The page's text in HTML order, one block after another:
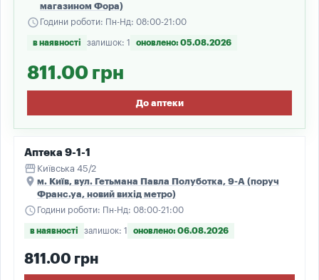
магазином Фора)
schedule Години роботи: Пн-Нд: 08:00-21:00
в наявності залишок: 1 оновлено: 05.08.2026
811.00 грн
До аптеки
Аптека 9-1-1
storefront Київська 45/2
place м. Київ, вул. Гетьмана Павла Полуботка, 9-А (поруч
Франс.уа, новий вихід метро)
schedule Години роботи: Пн-Нд: 08:00-21:00
в наявності залишок: 1 оновлено: 06.08.2026
811.00 грн